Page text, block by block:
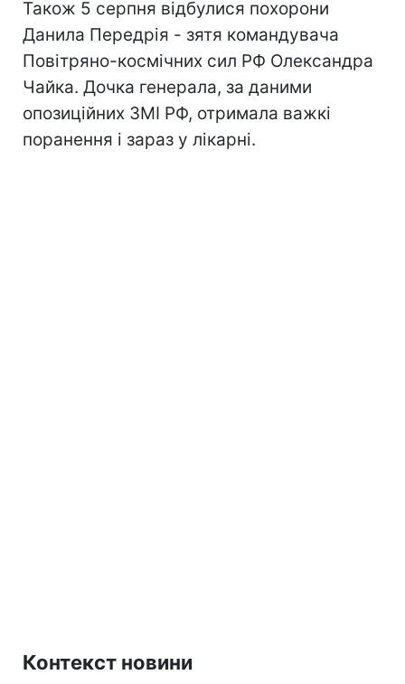
Також 5 серпня відбулися похорони
Данила Передрія - зятя командувача
Повітряно-космічних сил РФ Олександра
Чайка. Дочка генерала, за даними
опозиційних ЗМІ РФ, отримала важкі
поранення і зараз у лікарні.
Контекст новини